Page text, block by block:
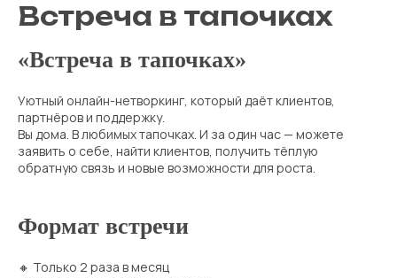
Встреча в тапочках
«Встреча в тапочках»
Уютный онлайн-нетворкинг, который даёт клиентов,
партнёров и поддержку.
Вы дома. В любимых тапочках. И за один час — можете
заявить о себе, найти клиентов, получить тёплую
обратную связь и новые возможности для роста.
Формат встречи
🔸 Только 2 раза в месяц